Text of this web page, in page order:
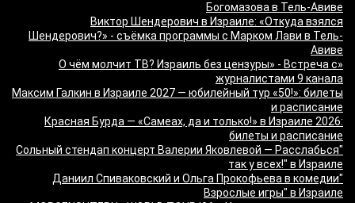
Богомазова в Тель-Авиве
Виктор Шендерович в Израиле: «Откуда взялся
Шендерович?» - съёмка программы с Марком Лави в Тель-
Авиве
«О чём молчит ТВ? Израиль без цензуры» - Встреча с
журналистами 9 канала
Максим Галкин в Израиле 2027 — юбилейный тур «50!»: билеты
и расписание
Красная Бурда — «Самеах, да и только!» в Израиле 2026:
билеты и расписание
"Сольный стендап концерт Валерии Яковлевой — Расслабься
так у всех!" в Израиле
"Даниил Спиваковский и Ольга Прокофьева в комедии
Взрослые игры" в Израиле